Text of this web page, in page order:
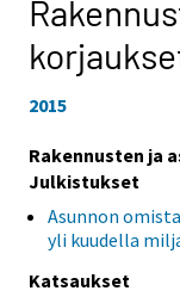
2015
Rakennusten ja
Julkistukset
Asunnon
yli kuudella
Katsaukset